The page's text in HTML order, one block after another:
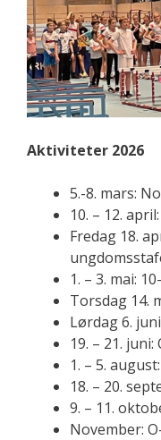
Aktiviteter 2026
5.-8. mars:
10. – 12.
Fredag 18.
1. – 3. mai:
Torsdag 14.
Lørdag 6.
19. – 21.
1. – 5.
18. – 20.
9. – 11.
November: